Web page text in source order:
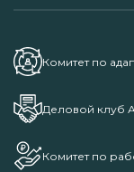
Комитет по
Деловой клуб
Комитет по